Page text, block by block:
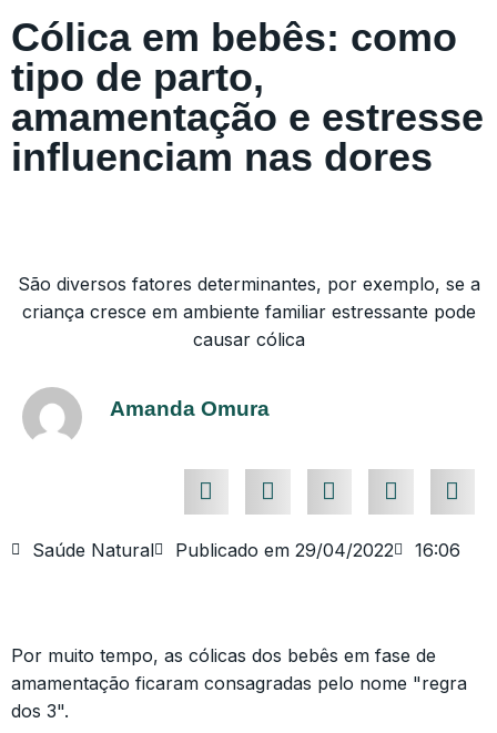
Cólica em bebês: como
tipo de parto,
amamentação e estresse
influenciam nas dores
São diversos fatores determinantes, por exemplo, se a
criança cresce em ambiente familiar estressante pode
causar cólica
Amanda Omura
Saúde Natural Publicado em 29/04/2022 16:06
Por muito tempo, as cólicas dos bebês em fase de
amamentação ficaram consagradas pelo nome "regra
dos 3".